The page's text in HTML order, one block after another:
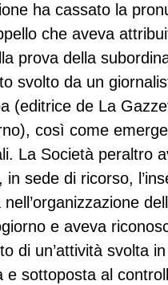
ha cassato la
che aveva
prova della
svolto da un
(editrice de La
così come
La Società peraltro
in sede di ricorso,
e aveva
di un’attività svolta
e sottoposta al